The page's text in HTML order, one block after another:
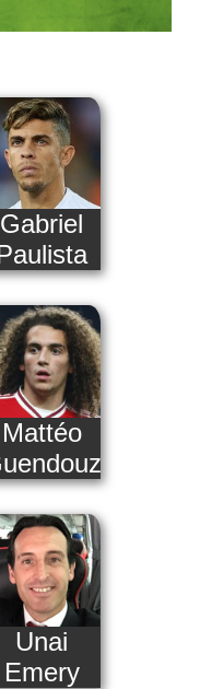
Gabriel
Mattéo
Unai
Emery